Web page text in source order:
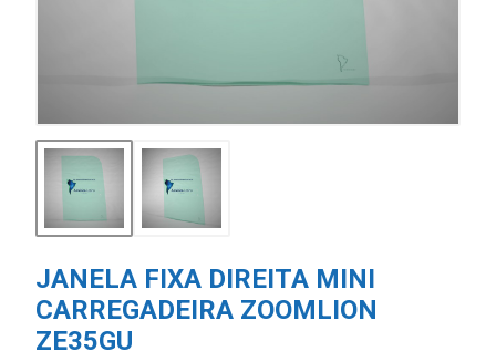
JANELA FIXA DIREITA MINI
CARREGADEIRA ZOOMLION
ZE35GU